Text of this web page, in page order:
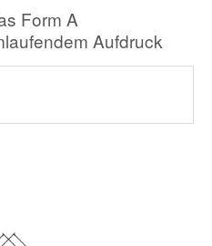
Form A
Aufdruck